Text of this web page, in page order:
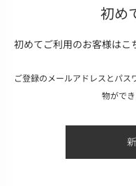
初め
初めてご利用のお客様はこ
ご登録のメールアドレスとパ
物がで